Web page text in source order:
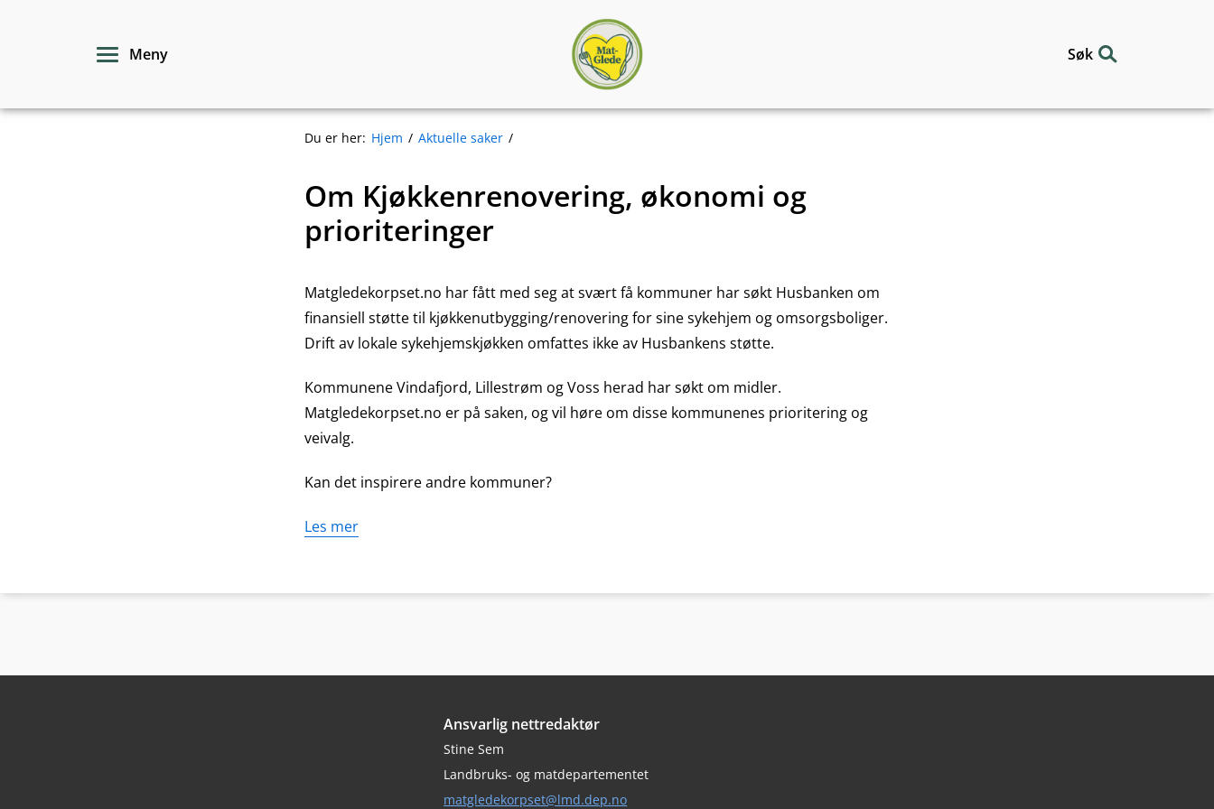
Meny
Matgledekorpset
Søk
Du er her: Hjem Aktuelle saker
Om Kjøkkenrenovering, økonomi og
prioriteringer
Matgledekorpset.no har fått med seg at svært få kommuner har søkt Husbanken om
finansiell støtte til kjøkkenutbygging/renovering for sine sykehjem og omsorgsboliger.
Drift av lokale sykehjemskjøkken omfattes ikke av Husbankens støtte.
Kommunene Vindafjord, Lillestrøm og Voss herad har søkt om midler.
Matgledekorpset.no er på saken, og vil høre om disse kommunenes prioritering og
veivalg.
Kan det inspirere andre kommuner?
Les mer
Ansvarlig nettredaktør
Stine Sem
Landbruks- og matdepartementet
matgledekorpset@lmd.dep.no